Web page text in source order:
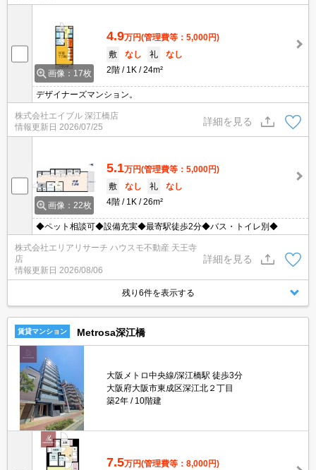
画像：17枚
4.9万円(管理費等：5,000円)
敷
なし 礼
なし
2階
1K 24m²
デザイナーズマンション。
株式会社エイブル 深江橋店
情報更新日 2026/07/25
詳細を見る
画像：22枚
5.1万円(管理費等：5,000円)
敷
なし 礼
なし
4階
1K 26m²
◆ペット相談可◆設備充実◆最寄駅徒歩2分◆バス・トイレ別◆
株式会社エリアリサーチ ハウスモ不動産 天王寺
店
情報更新日 2026/08/06
詳細を見る
残り6件を表示する
賃貸マンション Metrosa深江橋
大阪メトロ中央線/深江橋駅 徒歩3分
大阪府大阪市東成区深江北２丁目
築2年
10階建
7.5万円(管理費等：8,000円)